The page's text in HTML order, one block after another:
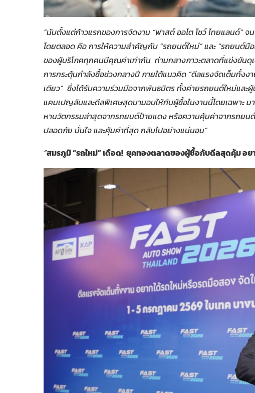
“นับตั้งแต่ก้าวแรกของการจัดงาน “ฟาสต์ ออโต โชว์ ไทยแลนด์”จ
โดยตลอด คือ การให้ความสำคัญกับ “รถยนต์ใหม่” และ “รถยนต์มือ
ของผู้บริโภคทุกคนมีคุณค่าเท่ากัน ท่ามกลางภาวะตลาดที่แข่งขัน
การกระตุ้นกำลังซื้อช่วงกลางปี ภายใต้แนวคิด “ดีลแรงจัดเต็มทั้ง
เดียว” ซึ่งได้รับความร่วมมือจากพันธมิตร ทั้งค่ายรถยนต์ใหม่และ
แคมเปญลับและดีลพิเศษสุดมามอบให้กับผู้ซื้อในงานนี้โดยเฉพาะมา
หานวัตกรรมล่าสุดจากรถยนต์ป้ายแดง หรือความคุ้มค่าจากรถย
ปลอดภัย มั่นใจ และคุ้มค่าที่สุด กลับไปอย่างแน่นอน”
“สมรภูมิ “รถใหม่” เดือด! ยุคทองตลาดของผู้ซื้อกับดีลสุดคุ้ม อย